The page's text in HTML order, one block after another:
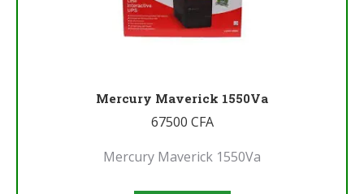
Mercury Maverick 1550Va
67500 CFA
Mercury Maverick 1550Va